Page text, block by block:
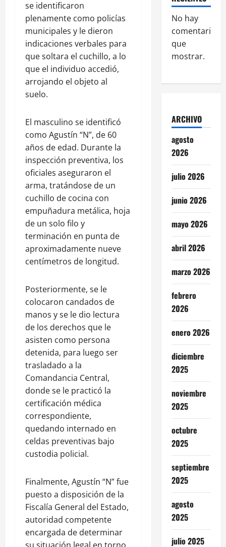
se identificaron
plenamente como policías
municipales y le dieron
indicaciones verbales para
que soltara el cuchillo, a lo
que el individuo accedió,
arrojando el objeto al
suelo.
El masculino se identificó
como Agustín “N”, de 60
años de edad. Durante la
inspección preventiva, los
oficiales aseguraron el
arma, tratándose de un
cuchillo de cocina con
empuñadura metálica, hoja
de un solo filo y
terminación en punta de
aproximadamente nueve
centímetros de longitud.
Posteriormente, se le
colocaron candados de
manos y se le dio lectura
de los derechos que le
asisten como persona
detenida, para luego ser
trasladado a la
Comandancia Central,
donde se le practicó la
certificación médica
correspondiente,
quedando internado en
celdas preventivas bajo
custodia policial.
Finalmente, Agustín “N” fue
puesto a disposición de la
Fiscalía General del Estado,
autoridad competente
encargada de determinar
No hay
comentarios
que
mostrar.
ARCHIVO
agosto
2026
julio 2026
junio 2026
mayo 2026
abril 2026
marzo 2026
febrero
2026
enero 2026
diciembre
2025
noviembre
2025
octubre
2025
septiembre
2025
agosto
2025
julio 2025